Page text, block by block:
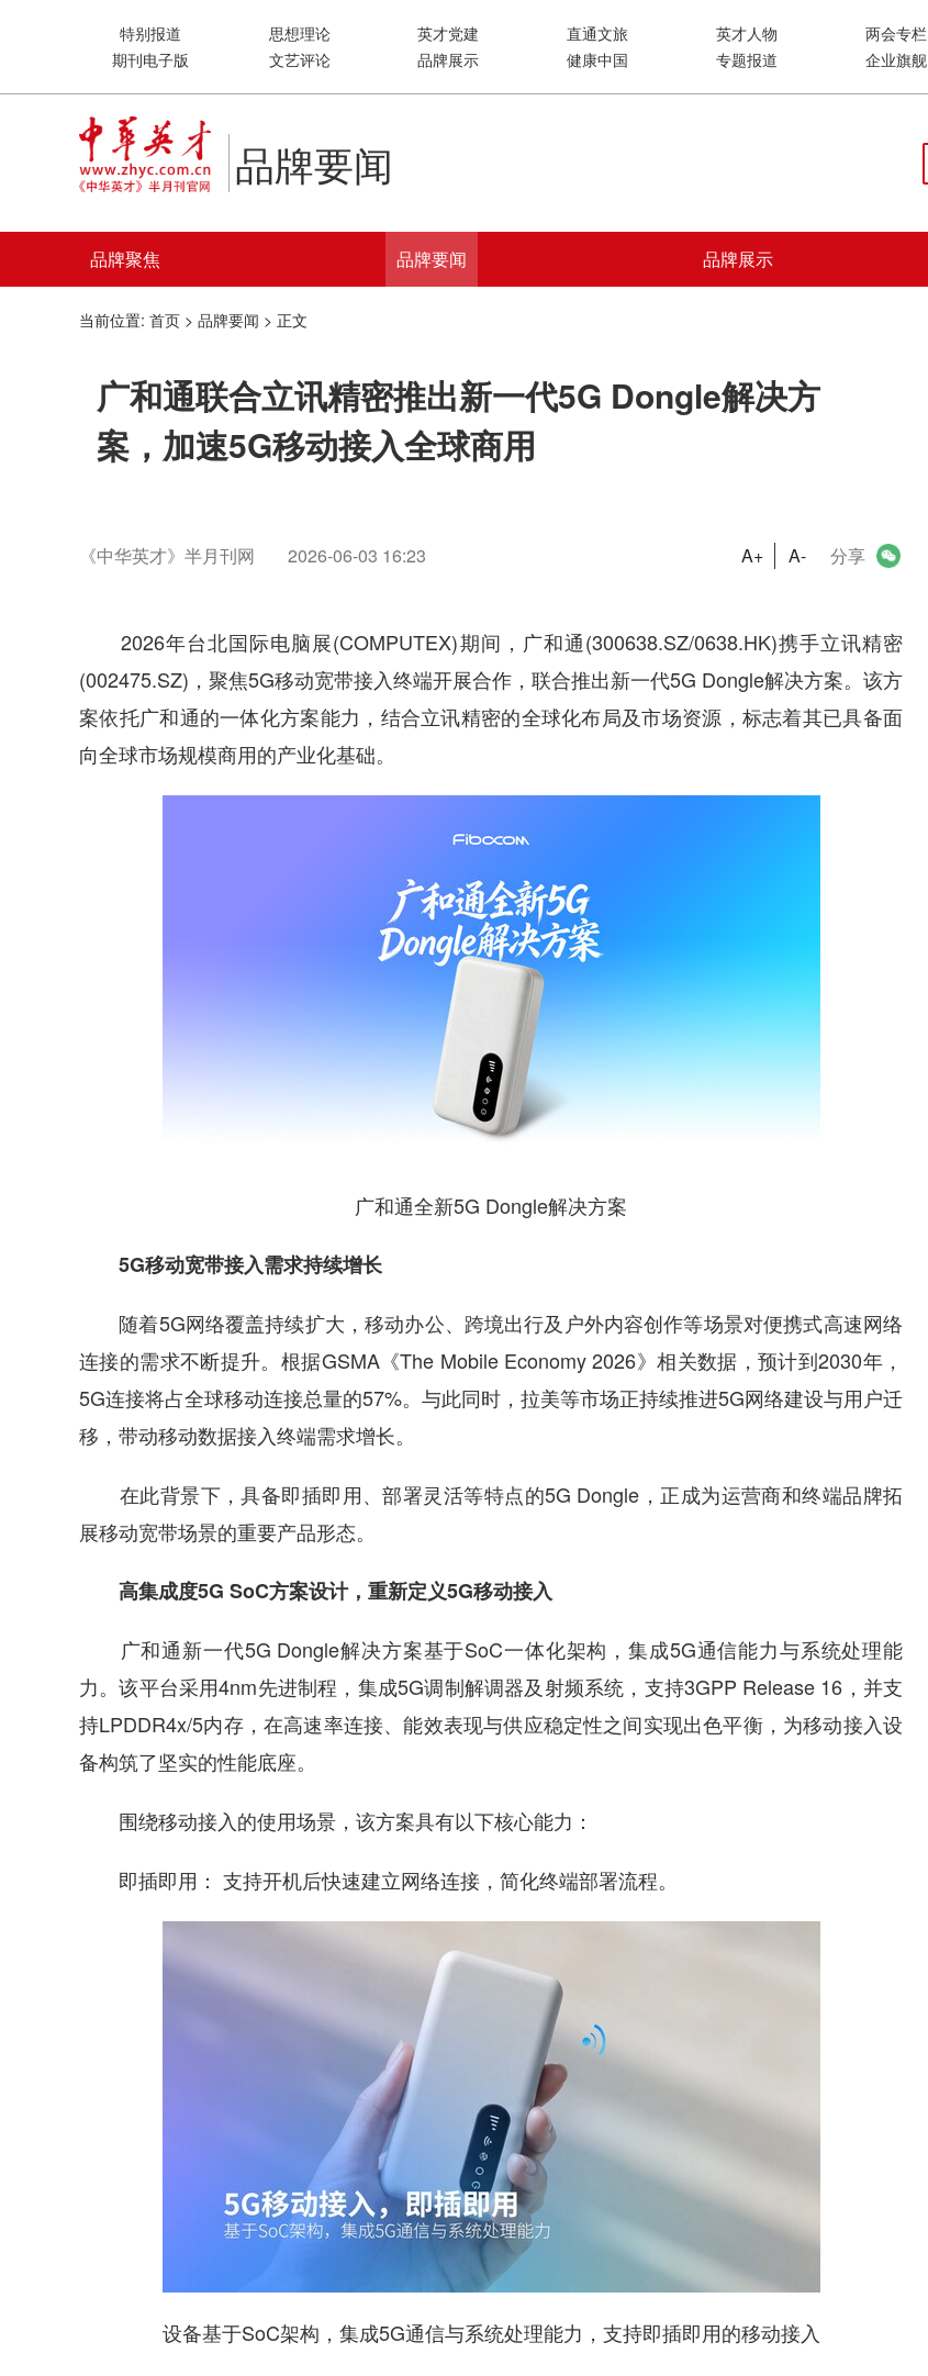
特别报道 思想理论 英才党建 直通文旅 英才人物 两会专栏
期刊电子版
文艺评论 品牌展示 健康中国 专题报道 企业旗舰
品牌要闻
品牌聚焦 品牌要闻 品牌展示
当前位置: 首页 > 品牌要闻 > 正文
广和通联合立讯精密推出新一代5G Dongle解决方
案，加速5G移动接入全球商用
《中华英才》半月刊网 2026-06-03 16:23 A+ A- 分享
2026年台北国际电脑展(COMPUTEX)期间，广和通(300638.SZ/0638.HK)携手立讯精密
(002475.SZ)，聚焦5G移动宽带接入终端开展合作，联合推出新一代5G Dongle解决方案。该方
案依托广和通的一体化方案能力，结合立讯精密的全球化布局及市场资源，标志着其已具备面
向全球市场规模商用的产业化基础。
广和通全新5G Dongle解决方案
5G移动宽带接入需求持续增长
随着5G网络覆盖持续扩大，移动办公、跨境出行及户外内容创作等场景对便携式高速网络
连接的需求不断提升。根据GSMA《The Mobile Economy 2026》相关数据，预计到2030年，
5G连接将占全球移动连接总量的57%。与此同时，拉美等市场正持续推进5G网络建设与用户迁
移，带动移动数据接入终端需求增长。
在此背景下，具备即插即用、部署灵活等特点的5G Dongle，正成为运营商和终端品牌拓
展移动宽带场景的重要产品形态。
高集成度5G SoC方案设计，重新定义5G移动接入
广和通新一代5G Dongle解决方案基于SoC一体化架构，集成5G通信能力与系统处理能
力。该平台采用4nm先进制程，集成5G调制解调器及射频系统，支持3GPP Release 16，并支
持LPDDR4x/5内存，在高速率连接、能效表现与供应稳定性之间实现出色平衡，为移动接入设
备构筑了坚实的性能底座。
围绕移动接入的使用场景，该方案具有以下核心能力：
即插即用： 支持开机后快速建立网络连接，简化终端部署流程。
设备基于SoC架构，集成5G通信与系统处理能力，支持即插即用的移动接入